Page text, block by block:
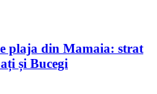
plaja din Mamaia: strat
și Bucegi